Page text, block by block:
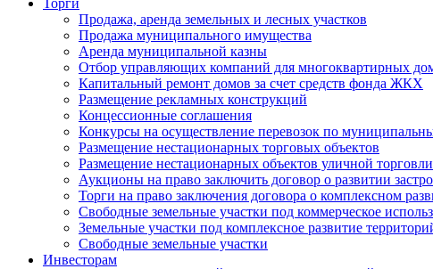
Торги
Продажа, аренда земельных и лесных участков
Продажа муниципального имущества
Аренда муниципальной казны
Отбор управляющих компаний для многоквартирных
Капитальный ремонт домов за счет средств фонда ЖКХ
Размещение рекламных конструкций
Концессионные соглашения
Конкурсы на осуществление перевозок по
Размещение нестационарных торговых объектов
Размещение нестационарных объектов уличной торговли
Аукционы на право заключить договор о развитии
Торги на право заключения договора о комплексном
Свободные земельные участки под коммерческое
Земельные участки под комплексное развитие
Свободные земельные участки
Инвесторам